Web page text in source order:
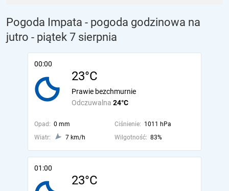
Pogoda Impata - pogoda godzinowa na
jutro - piątek 7 sierpnia
00:00
23°C
Odczuwalna 24°C
Prawie bezchmurnie
Opad: 0 mm Ciśnienie: 1011 hPa
Wiatr:
7 km/h Wilgotność: 83%
01:00
23°C